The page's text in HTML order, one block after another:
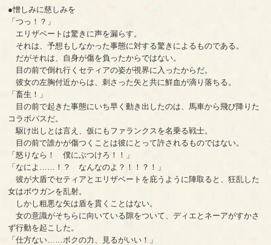
●憎しみに慈しみを
「つっ！？」
エリザベートは驚きに声を漏らす。
それは、予想もしなかった事態に対する驚きによるものである。
だがそれは、自身が傷を負ったからではない。
目の前で倒れ行くセティアの姿が視界に入ったからだ。
彼女の左胸付近からは、刺さった矢と共に鮮血が滴り落ちる。
「畜生！」
目の前で起きた事態にいち早く動き出したのは、馬車から飛び降りた
コラボパスだ。
駆け出しとは言え、仮にもファランクスを名乗る戦士。
目の前で誰かが傷つくことは彼にとって許されるものではない。
「怒りなら！ 僕にぶつけろ！！」
「なによ……！？ なんなのよ？！！？！」
彼が大盾でセティアとエリザベートを庇うように陣取ると、狂乱した
女はボウガンを乱射。
しかし粗悪な矢は盾を貫くことはない。
女の意識がそちらに向いている隙をついて、ディエとネーアがすかさ
ず行動を起こした。
「仕方ない……ボクの力、見るがいい！」